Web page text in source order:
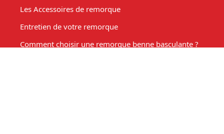
Les Accessoires de remorque
Entretien de votre remorque
Comment choisir une remorque benne basculante ?